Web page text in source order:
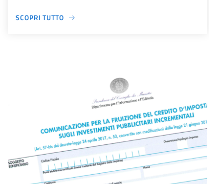
SCOPRI TUTTO